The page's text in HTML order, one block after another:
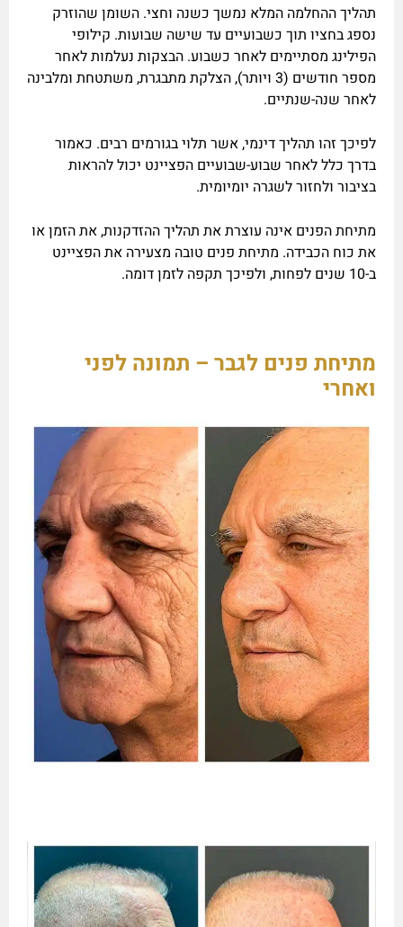
תהליך ההחלמה המלא נמשך כשנה וחצי. השומן שהוזרק
נספג בחציו תוך כשבועיים עד שישה שבועות. קילופי
הפילינג מסתיימים לאחר כשבוע. הבצקות נעלמות לאחר
מספר חודשים (3 ויותר), הצלקת מתבגרת, משתטחת ומלבינה
לאחר שנה-שנתיים.
לפיכך זהו תהליך דינמי, אשר תלוי בגורמים רבים. כאמור
בדרך כלל לאחר שבוע-שבועיים הפציינט יכול להראות
בציבור ולחזור לשגרה יומיומית.
מתיחת הפנים אינה עוצרת את תהליך ההזדקנות, את הזמן או
את כוח הכבידה. מתיחת פנים טובה מצעירה את הפציינט
ב-10 שנים לפחות, ולפיכך תקפה לזמן דומה.
מתיחת פנים לגבר – תמונה לפני
ואחרי